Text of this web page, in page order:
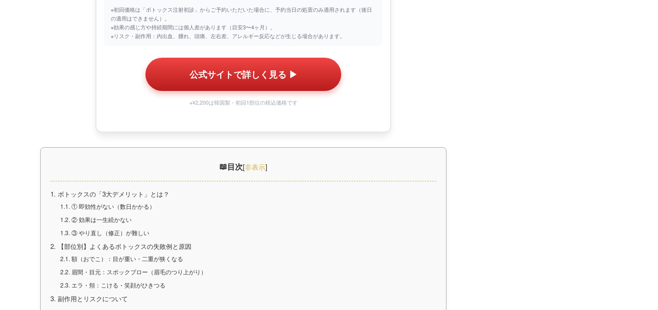
※初回価格は「ボトックス注射初診」からご予約いただいた場合に、予約当日の処置のみ適用されます（後日
の適用はできません）。
※効果の感じ方や持続期間には個人差があります（目安3〜4ヶ月）。
※リスク・副作用：内出血、腫れ、頭痛、左右差、アレルギー反応などが生じる場合があります。
公式サイトで詳しく見る ▶︎
※¥2,200は韓国製・初回1部位の税込価格です
目次[非表示]
1. ボトックスの「3大デメリット」とは？
1.1. ① 即効性がない（数日かかる）
1.2. ② 効果は一生続かない
1.3. ③ やり直し（修正）が難しい
2. 【部位別】よくあるボトックスの失敗例と原因
2.1. 額（おでこ）：目が重い・二重が狭くなる
2.2. 眉間・目元：スポックブロー（眉毛のつり上がり）
2.3. エラ・頬：こける・笑顔がひきつる
3. 副作用とリスクについて